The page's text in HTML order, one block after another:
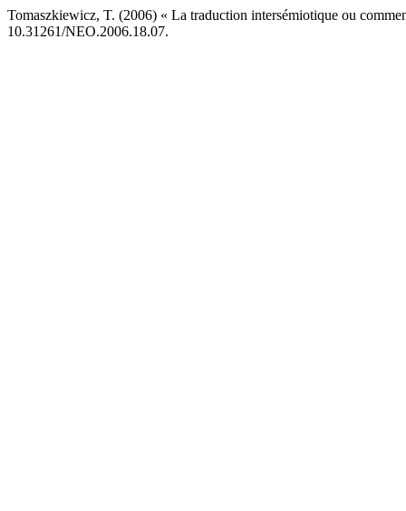
Tomaszkiewicz, T. (2006) « La traduction intersémiotique ou
10.31261/NEO.2006.18.07.